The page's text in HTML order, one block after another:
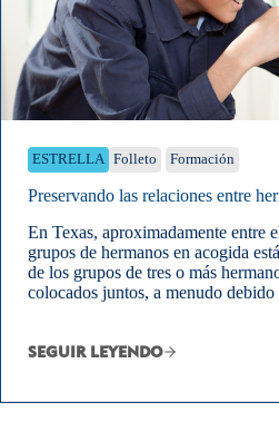
ESTRELLA Folleto Formación
Preservando las relaciones entre
En Texas, aproximadamente entre
grupos de hermanos en acogida
de los grupos de tres o más
colocados juntos, a menudo
SEGUIR LEYENDO